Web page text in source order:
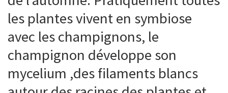
les plantes vivent en symbiose
avec les champignons, le
champignon développe son
mycelium ,des filaments blancs